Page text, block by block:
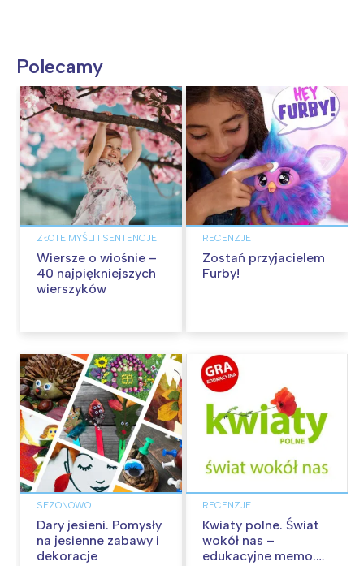
Polecamy
ZŁOTE MYŚLI I SENTENCJE
Wiersze o wiośnie –
40 najpiękniejszych
wierszyków
RECENZJE
Zostań przyjacielem
Furby!
SEZONOWO
Dary jesieni. Pomysły
na jesienne zabawy i
dekoracje
RECENZJE
Kwiaty polne. Świat
wokół nas –
edukacyjne memo.